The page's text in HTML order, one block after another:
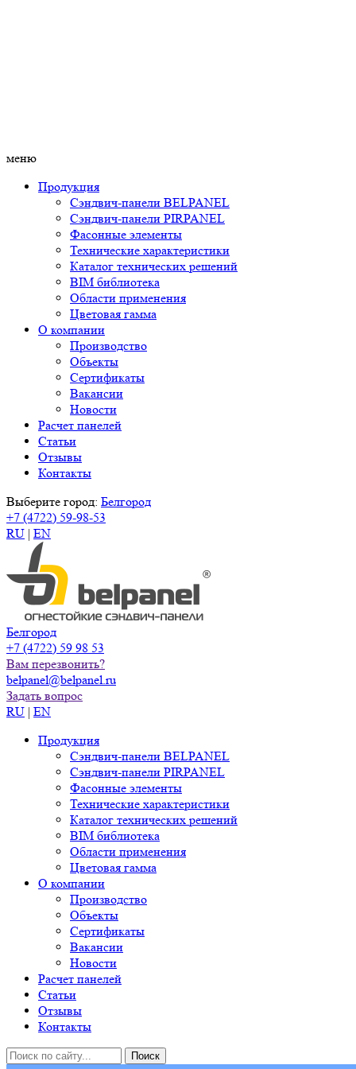
меню
Продукция
Сэндвич-панели BELPANEL
Сэндвич-панели PIRPANEL
Фасонные элементы
Технические характеристики
Каталог технических решений
BIM библиотека
Области применения
Цветовая гамма
О компании
Производство
Объекты
Сертификаты
Вакансии
Новости
Расчет панелей
Статьи
Отзывы
Контакты
Выберите город: Белгород
+7 (4722) 59-98-53
RU | EN
Белгород
+7 (4722) 59 98 53
Вам перезвонить?
belpanel@belpanel.ru
Задать вопрос
RU | EN
Продукция
Сэндвич-панели BELPANEL
Сэндвич-панели PIRPANEL
Фасонные элементы
Технические характеристики
Каталог технических решений
BIM библиотека
Области применения
Цветовая гамма
О компании
Производство
Объекты
Сертификаты
Вакансии
Новости
Расчет панелей
Статьи
Отзывы
Контакты